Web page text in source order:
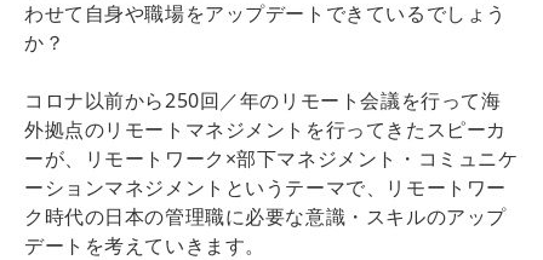
わせて自身や職場をアップデートできているでしょう
か？
コロナ以前から250回／年のリモート会議を行って海
外拠点のリモートマネジメントを行ってきたスピーカ
ーが、リモートワーク×部下マネジメント・コミュニケ
ーションマネジメントというテーマで、リモートワー
ク時代の日本の管理職に必要な意識・スキルのアップ
デートを考えていきます。